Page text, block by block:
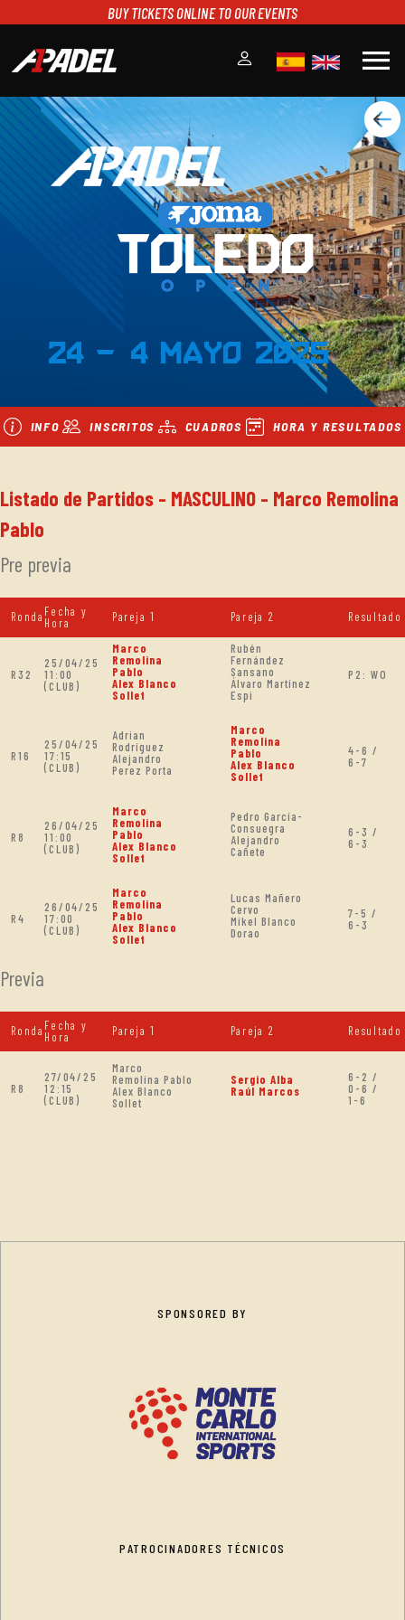
BUY TICKETS ONLINE TO OUR EVENTS
menu
A1PADEL
RANKING
CALENDARIO
TORNEOS
NOTICIAS
MULTIMEDIA
SCOREBOARD
STREAMING
24 - 4 Mayo 2025
INFO INSCRITOS CUADROS HORA Y RESULTADOS
Listado de Partidos - MASCULINO - Marco Remolina
Pablo
Pre previa
Ronda Fecha y
Hora
Pareja 1 Pareja 2 Resultado
R32
25/04/25
11:00
(CLUB)
Marco
Remolina
Pablo
Alex Blanco
Sollet
Rubén
Fernández
Sansano
Álvaro Martínez
Espi
P2: WO
R16
25/04/25
17:15
(CLUB)
Adrian
Rodríguez
Alejandro
Perez Porta
Marco
Remolina
Pablo
Alex Blanco
Sollet
4-6 /
6-7
R8
26/04/25
11:00
(CLUB)
Marco
Remolina
Pablo
Alex Blanco
Sollet
Pedro García-
Consuegra
Alejandro
Cañete
6-3 /
6-3
R4
26/04/25
17:00
(CLUB)
Marco
Remolina
Pablo
Alex Blanco
Sollet
Lucas Mañero
Cervo
Mikel Blanco
Dorao
7-5 /
6-3
Previa
Ronda Fecha y
Hora
Pareja 1 Pareja 2 Resultado
R8
27/04/25
12:15
(CLUB)
Marco
Remolina Pablo
Alex Blanco
Sollet
Sergio Alba
Raúl Marcos
6-2 /
0-6 /
1-6
SPONSORED BY
PATROCINADORES TÉCNICOS